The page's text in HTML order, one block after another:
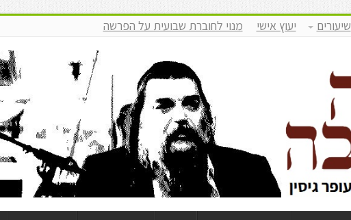
שיעורים יעוץ אישי מנוי לחוברת שבועית על הפרשה